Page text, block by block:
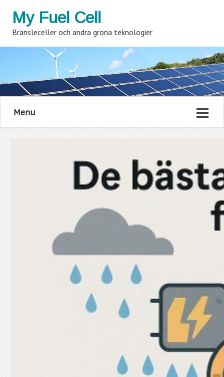
My Fuel Cell
Bränsleceller och andra gröna teknologier
Menu